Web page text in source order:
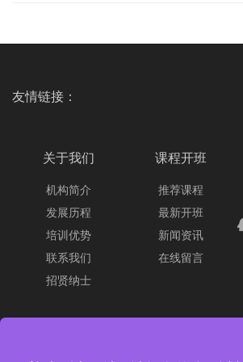
友情链接：
关于我们
机构简介
发展历程
培训优势
联系我们
招贤纳士
课程开班
推荐课程
最新开班
新闻资讯
在线留言